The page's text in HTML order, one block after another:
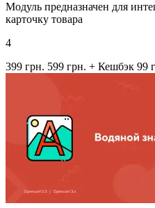
Модуль предназначен для
карточку товара
4
399 грн. 599 грн. + Кешбэк 99